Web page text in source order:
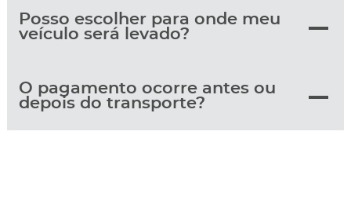
Posso escolher para onde meu
veículo será levado?
O pagamento ocorre antes ou
depois do transporte?